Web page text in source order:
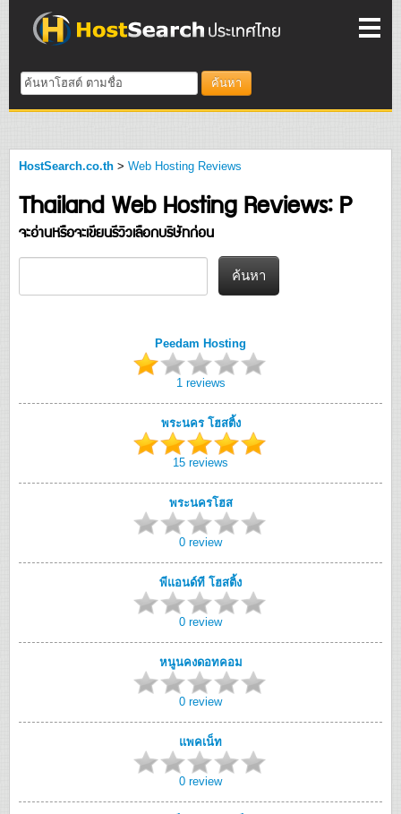
ค้นหา
HostSearch.co.th > Web Hosting Reviews
Thailand Web Hosting Reviews: P
จะอ่านหรือจะเขียนรีวิวเลือกบริษัทก่อน
Peedam Hosting
1 reviews
พระนคร โฮสติ้ง
15 reviews
พระนครโฮส
0 review
พีแอนด์ที โฮสติ้ง
0 review
หนูนคงดอทคอม
0 review
แพคเน็ท
0 review